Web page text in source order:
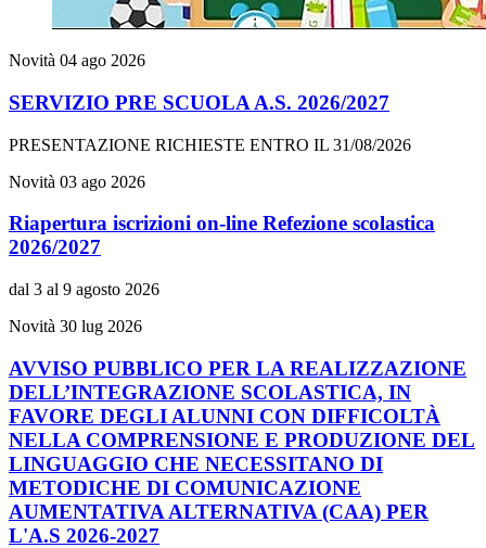
Novità 04 ago 2026
SERVIZIO PRE SCUOLA A.S. 2026/2027
PRESENTAZIONE RICHIESTE ENTRO IL 31/08/2026
Novità 03 ago 2026
Riapertura iscrizioni on-line Refezione scolastica
2026/2027
dal 3 al 9 agosto 2026
Novità 30 lug 2026
AVVISO PUBBLICO PER LA REALIZZAZIONE
DELL’INTEGRAZIONE SCOLASTICA, IN
FAVORE DEGLI ALUNNI CON DIFFICOLTÀ
NELLA COMPRENSIONE E PRODUZIONE DEL
LINGUAGGIO CHE NECESSITANO DI
METODICHE DI COMUNICAZIONE
AUMENTATIVA ALTERNATIVA (CAA) PER
L'A.S 2026-2027